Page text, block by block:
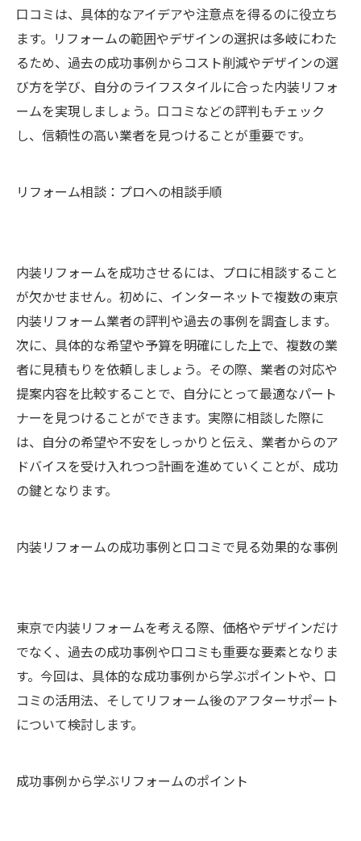
口コミは、具体的なアイデアや注意点を得るのに役立ち
ます。リフォームの範囲やデザインの選択は多岐にわた
るため、過去の成功事例からコスト削減やデザインの選
び方を学び、自分のライフスタイルに合った内装リフォ
ームを実現しましょう。口コミなどの評判もチェック
し、信頼性の高い業者を見つけることが重要です。
リフォーム相談：プロへの相談手順
内装リフォームを成功させるには、プロに相談すること
が欠かせません。初めに、インターネットで複数の東京
内装リフォーム業者の評判や過去の事例を調査します。
次に、具体的な希望や予算を明確にした上で、複数の業
者に見積もりを依頼しましょう。その際、業者の対応や
提案内容を比較することで、自分にとって最適なパート
ナーを見つけることができます。実際に相談した際に
は、自分の希望や不安をしっかりと伝え、業者からのア
ドバイスを受け入れつつ計画を進めていくことが、成功
の鍵となります。
内装リフォームの成功事例と口コミで見る効果的な事例
東京で内装リフォームを考える際、価格やデザインだけ
でなく、過去の成功事例や口コミも重要な要素となりま
す。今回は、具体的な成功事例から学ぶポイントや、口
コミの活用法、そしてリフォーム後のアフターサポート
について検討します。
成功事例から学ぶリフォームのポイント